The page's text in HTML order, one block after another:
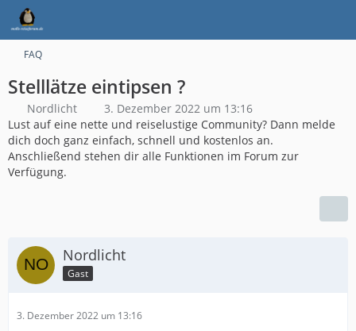
FAQ
Stelllätze eintipsen ?
Nordlicht
3. Dezember 2022 um 13:16
Lust auf eine nette und reiselustige Community? Dann melde
dich doch ganz einfach, schnell und kostenlos an.
Anschließend stehen dir alle Funktionen im Forum zur
Verfügung.
Nordlicht
Gast
3. Dezember 2022 um 13:16